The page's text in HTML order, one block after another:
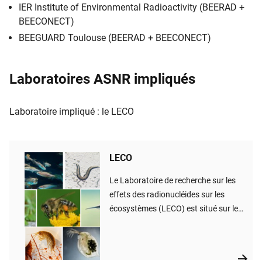
IER Institute of Environmental Radioactivity (BEERAD +
BEECONECT)
BEEGUARD Toulouse (BEERAD + BEECONECT)
Laboratoires ASNR impliqués
Laboratoire impliqué : le LECO
LECO
Le Laboratoire de recherche sur les
effets des radionucléides sur les
écosystèmes (LECO) est situé sur le